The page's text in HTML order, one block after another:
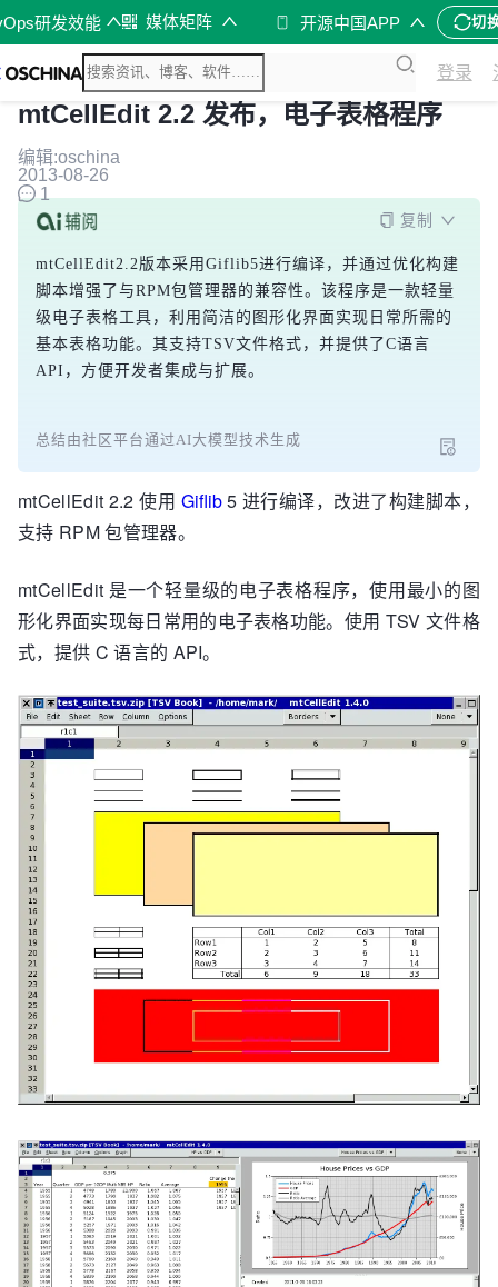
研发效能 媒体矩阵 开源中国APP 切
登录
mtCellEdit 2.2 发布，电子表格程序
编辑:oschina
2013-08-26
1
复制
mtCellEdit2.2版本采用Giflib5进行编译，并通过优化构建
脚本增强了与RPM包管理器的兼容性。该程序是一款轻量
级电子表格工具，利用简洁的图形化界面实现日常所需的
基本表格功能。其支持TSV文件格式，并提供了C语言
API，方便开发者集成与扩展。
总结由社区平台通过AI大模型技术生成
mtCellEdit 2.2 使用 Giflib5 进行编译，改进了构建脚本，
支持 RPM 包管理器。
mtCellEdit 是一个轻量级的电子表格程序，使用最小的图
形化界面实现每日常用的电子表格功能。使用 TSV 文件格
式，提供 C 语言的 API。